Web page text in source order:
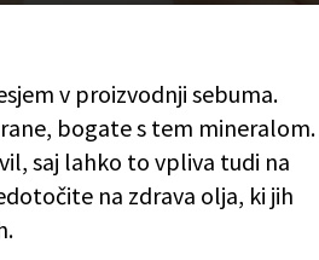
v proizvodnji sebuma.
bogate s tem mineralom.
saj lahko to vpliva tudi na
na zdrava olja, ki jih